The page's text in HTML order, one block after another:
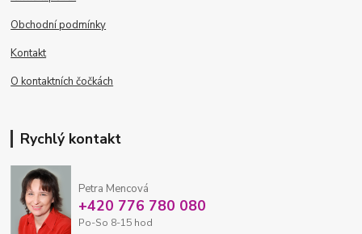
Obchodní podmínky
Kontakt
O kontaktních čočkách
Rychlý kontakt
Petra Mencová
+420 776 780 080
Po-So 8-15 hod